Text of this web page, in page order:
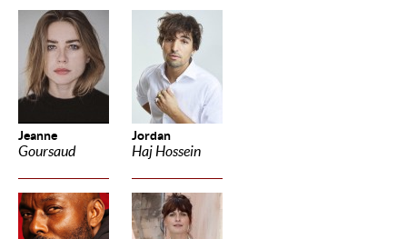
Jeanne
Goursaud
Jordan
Haj Hossein